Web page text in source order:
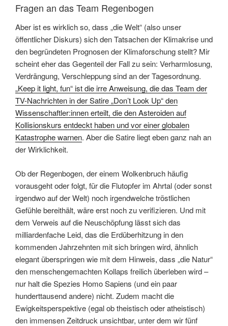
Fragen an das Team Regenbogen
Aber ist es wirklich so, dass „die Welt“ (also unser
öffentlicher Diskurs) sich den Tatsachen der Klimakrise und
den begründeten Prognosen der Klimaforschung stellt? Mir
scheint eher das Gegenteil der Fall zu sein: Verharmlosung,
Verdrängung, Verschleppung sind an der Tagesordnung.
„Keep it light, fun“ ist die irre Anweisung, die das Team der
TV-Nachrichten in der Satire „Don’t Look Up“ den
Wissenschaftler:innen erteilt, die den Asteroiden auf
Kollisionskurs entdeckt haben und vor einer globalen
Katastrophe warnen. Aber die Satire liegt eben ganz nah an
der Wirklichkeit.
Ob der Regenbogen, der einem Wolkenbruch häufig
vorausgeht oder folgt, für die Flutopfer im Ahrtal (oder sonst
irgendwo auf der Welt) noch irgendwelche tröstlichen
Gefühle bereithält, wäre erst noch zu verifizieren. Und mit
dem Verweis auf die Neuschöpfung lässt sich das
milliardenfache Leid, das die Erdüberhitzung in den
kommenden Jahrzehnten mit sich bringen wird, ähnlich
elegant überspringen wie mit dem Hinweis, dass „die Natur“
den menschengemachten Kollaps freilich überleben wird –
nur halt die Spezies Homo Sapiens (und ein paar
hunderttausend andere) nicht. Zudem macht die
Ewigkeitsperspektive (egal ob theistisch oder atheistisch)
den immensen Zeitdruck unsichtbar, unter dem wir fünf